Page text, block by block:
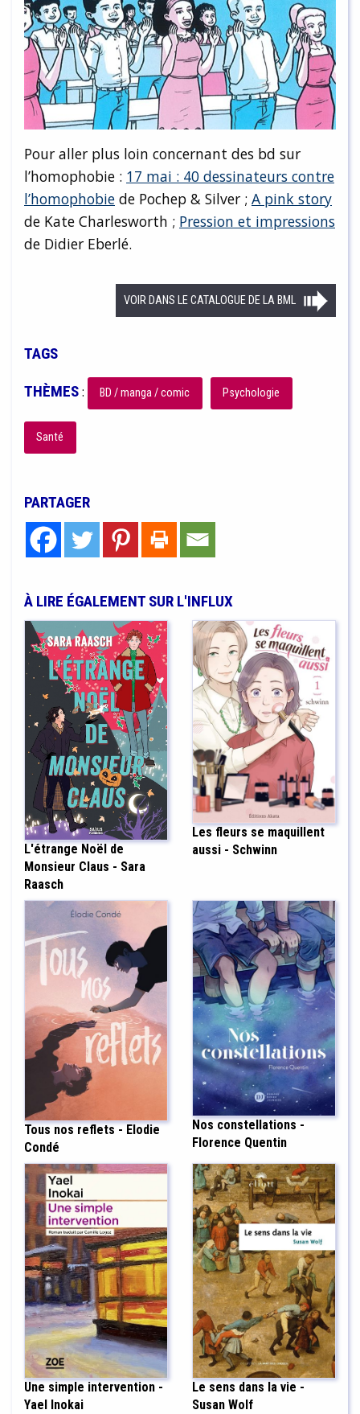
Pour aller plus loin concernant des bd sur
l’homophobie : 17 mai : 40 dessinateurs contre
l’homophobie de Pochep & Silver ; A pink story
de Kate Charlesworth ; Pression et impressions
de Didier Eberlé.
VOIR DANS LE CATALOGUE DE LA BML
TAGS
THÈMES: BD / manga / comic Psychologie
Santé
PARTAGER
À LIRE ÉGALEMENT SUR L'INFLUX
L'étrange Noël de
Monsieur Claus - Sara
Raasch
Les fleurs se maquillent
aussi - Schwinn
Tous nos reflets - Elodie
Condé
Nos constellations -
Florence Quentin
Une simple intervention -
Yael Inokai
Le sens dans la vie -
Susan Wolf